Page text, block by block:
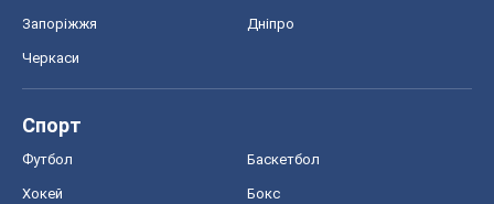
Запоріжжя Дніпро
Черкаси
Спорт
Футбол Баскетбол
Хокей Бокс